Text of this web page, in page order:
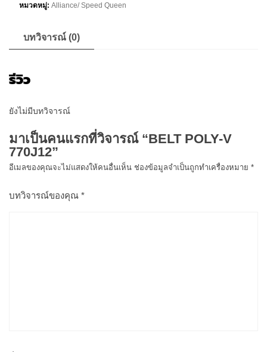
หมวดหมู่: Alliance/ Speed Queen
บทวิจารณ์ (0)
รีวิว
ยังไม่มีบทวิจารณ์
มาเป็นคนแรกที่วิจารณ์ “BELT POLY-V
770J12”
อีเมลของคุณจะไม่แสดงให้คนอื่นเห็น ช่องข้อมูลจำเป็นถูกทำเครื่องหมาย *
บทวิจารณ์ของคุณ *